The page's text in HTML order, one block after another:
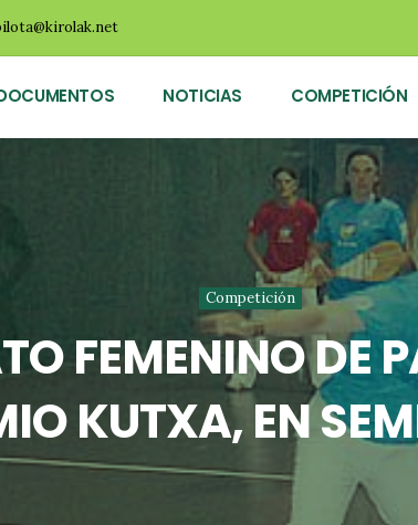
NOTICIAS COMPETICIÓN
Competición
FEMENINO DE
KUTXA, EN